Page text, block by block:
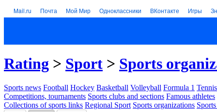
Mail.ru Почта Мой Мир Одноклассники ВКонтакте Игры
Rating > Sport > Sports
Sports news Football Hockey Basketball Volleyball Formula 1 Tennis
Competitions, tournaments Sports clubs and sections Famous athletes
Collections of sports links Regional Sport Sports organizations